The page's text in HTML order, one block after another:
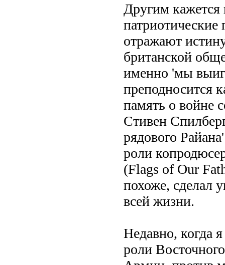
Другим
патриотические
отражают
британской
именно 'мы
преподносится
память о войне
Стивен
рядового
роли
(Flags of Our
похоже, сделал
всей жизни.
Недавно, когда
роли